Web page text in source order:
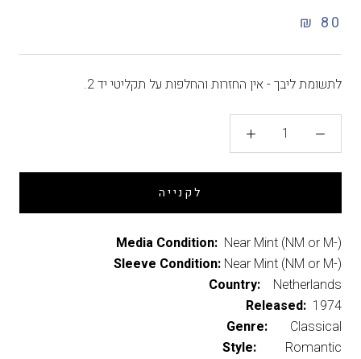
80 ₪
לתשומת ליבך - אין החזרות והחלפות על תקליטי יד 2.
לקנייה
Media Condition: Near Mint (NM or M-)
Sleeve Condition: Near Mint (NM or M-)
Country: Netherlands
Released: 1974
Genre: Classical
Style: Romantic